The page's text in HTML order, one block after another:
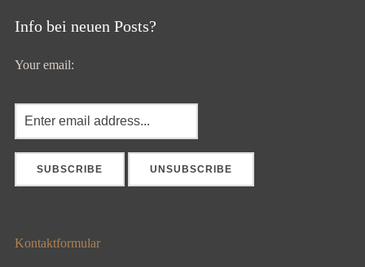
Info bei neuen Posts?
Your email:
Kontaktformular